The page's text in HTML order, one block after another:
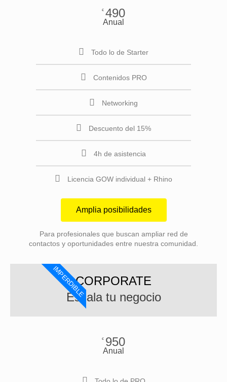
€ 490
Anual
Todo lo de Starter
Contenidos PRO
Networking
Descuento del 15%
4h de asistencia
Licencia GOW individual + Rhino
Amplia posibilidades
Para profesionales que buscan ampliar red de
contactos y oportunidades entre nuestra comunidad.
IMPERDIBLECORPORATE
Escala tu negocio
€ 950
Anual